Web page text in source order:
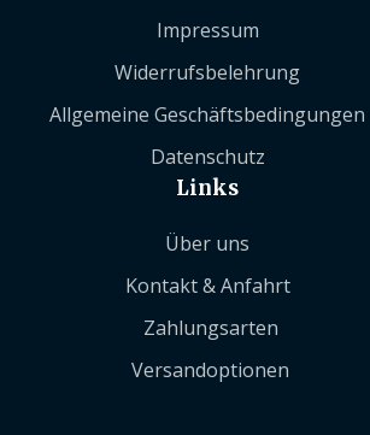
Impressum
Widerrufsbelehrung
Allgemeine Geschäftsbedingungen
Datenschutz
Links
Über uns
Kontakt & Anfahrt
Zahlungsarten
Versandoptionen